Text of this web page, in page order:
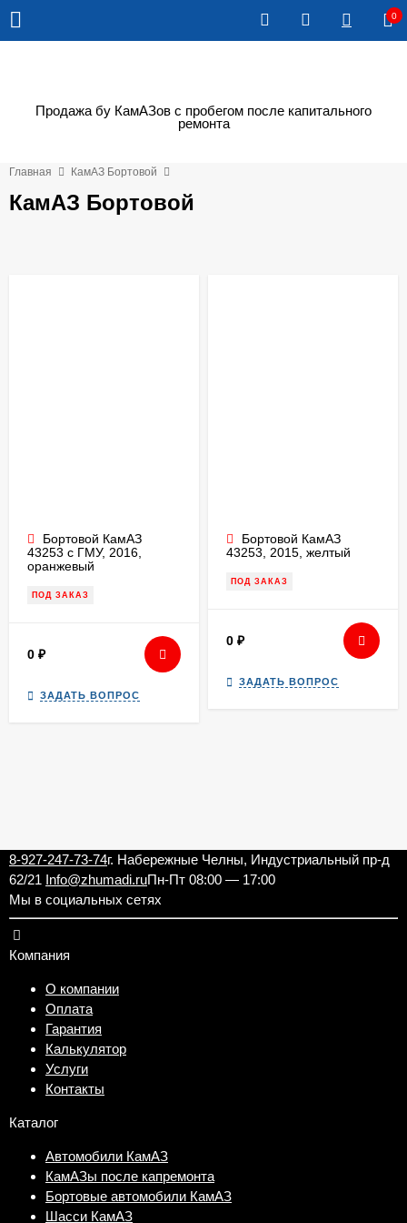
0
Продажа бу КамАЗов с пробегом после капитального
ремонта
Главная КамАЗ Бортовой
КамАЗ Бортовой
Бортовой КамАЗ
43253 с ГМУ, 2016,
оранжевый
ПОД ЗАКАЗ
0 ₽
ЗАДАТЬ ВОПРОС
Бортовой КамАЗ
43253, 2015, желтый
ПОД ЗАКАЗ
0 ₽
ЗАДАТЬ ВОПРОС
8-927-247-73-74г. Набережные Челны, Индустриальный пр-д
62/21 Info@zhumadi.ruПн-Пт 08:00 — 17:00
Мы в социальных сетях
Компания
О компании
Оплата
Гарантия
Калькулятор
Услуги
Контакты
Каталог
Автомобили КамАЗ
КамАЗы после капремонта
Бортовые автомобили КамАЗ
Шасси КамАЗ